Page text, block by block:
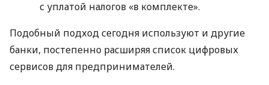
с уплатой налогов «в комплекте».
Подобный подход сегодня используют и другие
банки, постепенно расширяя список цифровых
сервисов для предпринимателей.